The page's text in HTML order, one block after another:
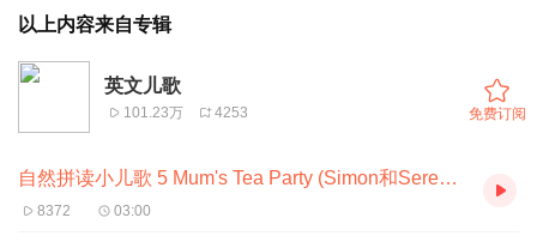
《英文儿歌练发音》此系列为酱说英语Serena老师原创播
客节目，适合零基础、初学者、小朋友以及家长们学习，通
过韵律感十足的经典英文童谣练习好基础音标和美语节奏
感。喜欢Serena老师的节目就请多多点赞转发，点播儿歌
或咨询美式发音纠正特训（从音标到发音技巧）、亲子英文
以上内容来自专辑
英文儿歌
101.23万 4253 免费订阅
自然拼读小儿歌 5 Mum's Tea Party (Simon和Serena)
8372 03:00